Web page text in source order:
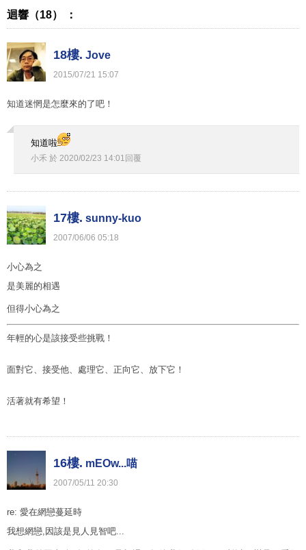
迴響（18） ：
18樓. Jove
2015/07/21 15:07
知道迷惘是怎麼來的了吧！
知道啦
小禾 於 2020/02/23 14:01 回覆
17樓. sunny-kuo
2007/06/06 05:18
小心為之
是美麗的相遇
但得小心為之
年輕的心是該接受些挑戰！
面對它、接受他、處理它、正向它、放下它！
活著就有希望！
16樓. mEOw...喵
2007/05/11 20:30
re: 愛在網戀蔓延時
我想網戀,因該是見人見智吧...